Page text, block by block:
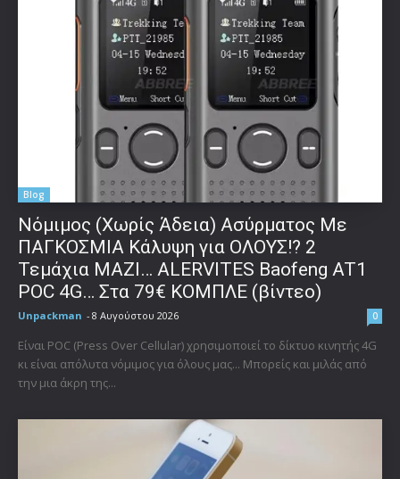
Blog
Νόμιμος (Χωρίς Άδεια) Ασύρματος Με
ΠΑΓΚΟΣΜΙΑ Κάλυψη για ΟΛΟΥΣ!? 2
Τεμάχια ΜΑΖΙ… ALERVITES Baofeng AT1
POC 4G… Στα 79€ ΚΟΜΠΛΕ (βίντεο)
Unpackman - 8 Αυγούστου 2026 0
Είναι POC (Press Over Cellular) χρησιμοποιεί το δίκτυο κινητής 4G
κι είναι απόλυτα νόμιμος για όλους μας... Μπορείς και μιλάς από
την μια άκρη της...